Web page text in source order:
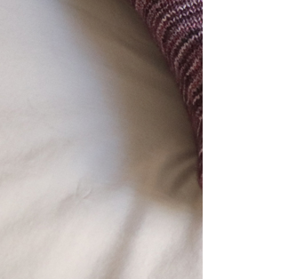
C’est la 4ème année
j’organise un défi de…